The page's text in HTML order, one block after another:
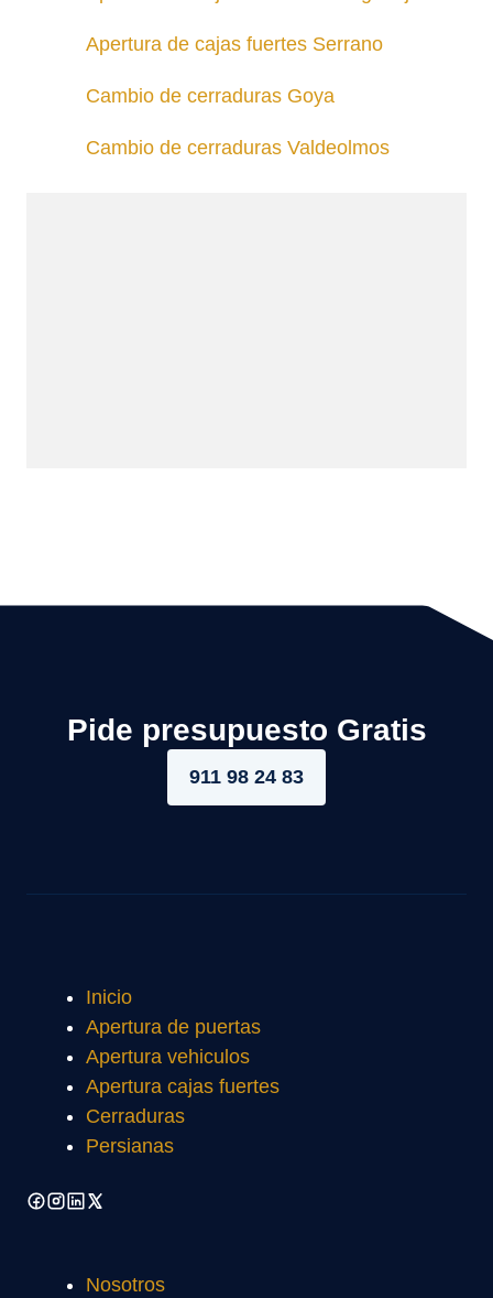
Apertura de cajas fuertes Serrano
Cambio de cerraduras Goya
Cambio de cerraduras Valdeolmos
Pide presupuesto Gratis
911 98 24 83
Inicio
Apertura de puertas
Apertura vehiculos
Apertura cajas fuertes
Cerraduras
Persianas
Nosotros